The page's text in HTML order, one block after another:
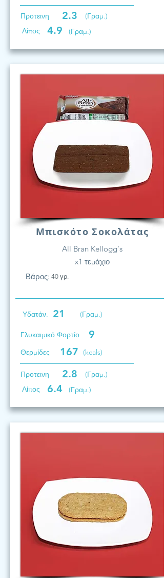
Προτεινη 2.3
(Γραμ.)
Λίπος
4.9 (Γραμ.)
Μπισκότο Σοκολάτας
All Bran Kellogg's
x1 τεμάχιο
Βάρος: 40 γρ.
Υδατάν. 21 (Γραμ.)
Γλυκαιμικό Φορτίο 9
Θερμίδες 167 (kcals)
Προτεινη 2.8
(Γραμ.)
Λίπος
6.4 (Γραμ.)